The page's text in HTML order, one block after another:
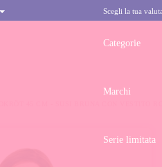
Scegli la tua
Categorie
Marchi
Serie limitata